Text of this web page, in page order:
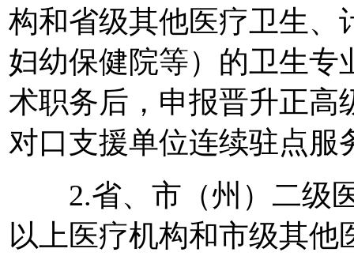
构和省级其他医疗卫生、
妇幼保健院等）的卫生专
术职务后，申报晋升正高
对口支援单位连续驻点服
2.省、市（州）二级医
以上医疗机构和市级其